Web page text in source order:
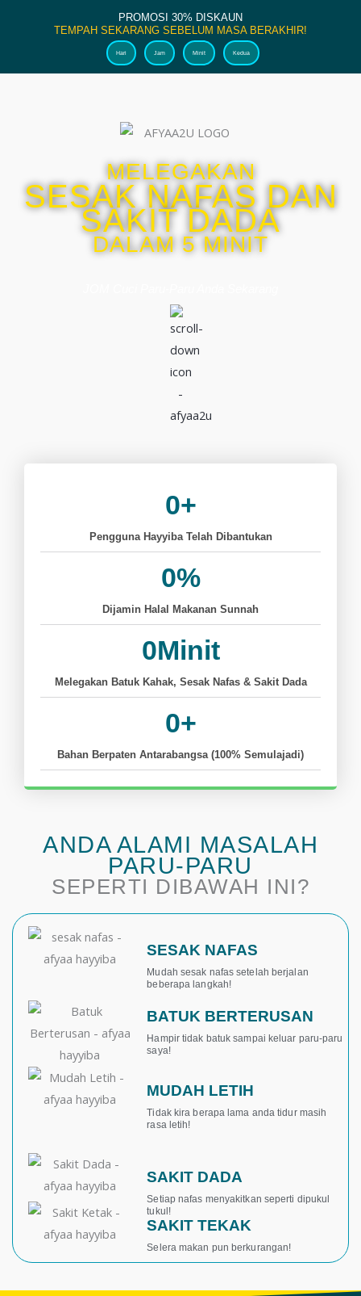
PROMOSI 30% DISKAUN
TEMPAH SEKARANG SEBELUM MASA BERAKHIR!
Hari Jam Minit Kedua
MELEGAKAN
SESAK NAFAS DAN
SAKIT DADA
DALAM 5 MINIT
Pengguna Hayyiba Telah Dibantukan
0+
Dijamin Halal Makanan Sunnah
0%
Melegakan Batuk Kahak, Sesak Nafas & Sakit Dada
0Minit
Bahan Berpaten Antarabangsa (100% Semulajadi)
0+
ANDA ALAMI MASALAH
PARU-PARU
SEPERTI DIBAWAH INI?
SESAK NAFAS
Mudah sesak nafas setelah berjalan
beberapa langkah!
BATUK BERTERUSAN
Hampir tidak batuk sampai keluar paru-paru
saya!
MUDAH LETIH
Tidak kira berapa lama anda tidur masih
rasa letih!
SAKIT DADA
Setiap nafas menyakitkan seperti dipukul
tukul!
SAKIT TEKAK
Selera makan pun berkurangan!